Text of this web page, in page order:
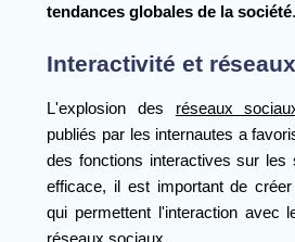
tendances globales de la société.
Interactivité et
L'explosion des réseaux
publiés par les internautes a
des fonctions interactives sur les
efficace, il est important de
qui permettent l'interaction avec
réseaux sociaux.